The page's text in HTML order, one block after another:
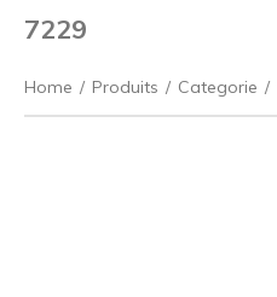
7229
Home / Produits / Categorie /